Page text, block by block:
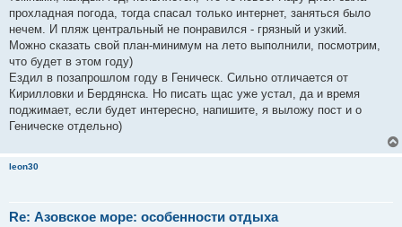
прохладная погода, тогда спасал только интернет, заняться было
нечем. И пляж центральный не понравился - грязный и узкий.
Можно сказать свой план-минимум на лето выполнили, посмотрим,
что будет в этом году)
Ездил в позапрошлом году в Геническ. Сильно отличается от
Кирилловки и Бердянска. Но писать щас уже устал, да и время
поджимает, если будет интересно, напишите, я выложу пост и о
Геническе отдельно)
leon30
Re: Азовское море: особенности отдыха